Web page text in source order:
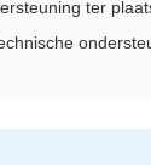
ter